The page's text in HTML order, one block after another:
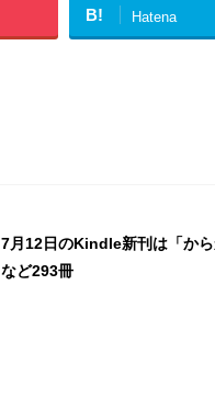
B! Hatena
7月12日のKindle新刊は「から
など293冊